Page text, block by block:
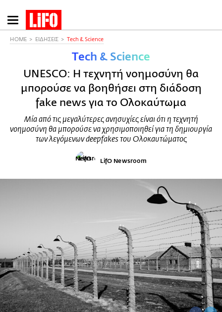
Παράκαμψη
προς
HOME ΕΙΔΗΣΕΙΣ Τech & Science
Τech & Science
UNESCO: Η τεχνητή νοημοσύνη θα
μπορούσε να βοηθήσει στη διάδοση
fake news για το Ολοκαύτωμα
Μία από τις μεγαλύτερες ανησυχίες είναι ότι η τεχνητή
νοημοσύνη θα μπορούσε να χρησιμοποιηθεί για τη δημιουργία
των λεγόμενων deepfakes του Ολοκαυτώματος
LifO Newsroom